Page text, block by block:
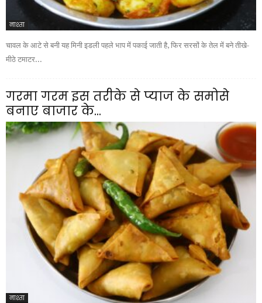
नाश्ता
चावल के आटे से बनी यह मिनी इडली पहले भाप में पकाई जाती है, फिर सरसों के तेल में बने तीखे-
मीठे टमाटर...
गरमा गरम इस तरीके से प्याज के समोसे
बनाए बाजार के...
नाश्ता